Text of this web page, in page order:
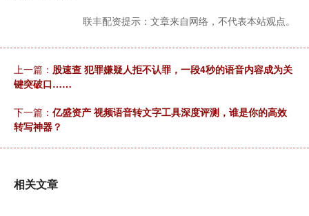
联丰配资提示：文章来自网络，不代表本站观点。
上一篇： 股速查 犯罪嫌疑人拒不认罪，一段4秒的语音内容成为关
键突破口……
下一篇： 亿盛资产 视频语音转文字工具深度评测，谁是你的高效
转写神器？
相关文章